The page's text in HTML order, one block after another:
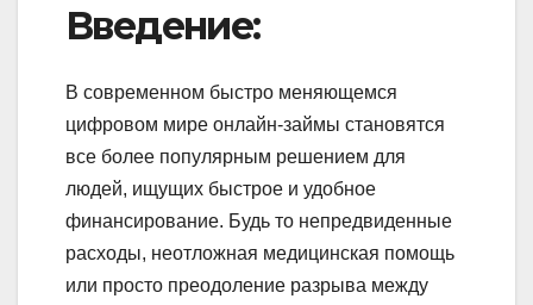
Введение:
В современном быстро меняющемся
цифровом мире онлайн-займы становятся
все более популярным решением для
людей, ищущих быстрое и удобное
финансирование. Будь то непредвиденные
расходы, неотложная медицинская помощь
или просто преодоление разрыва между